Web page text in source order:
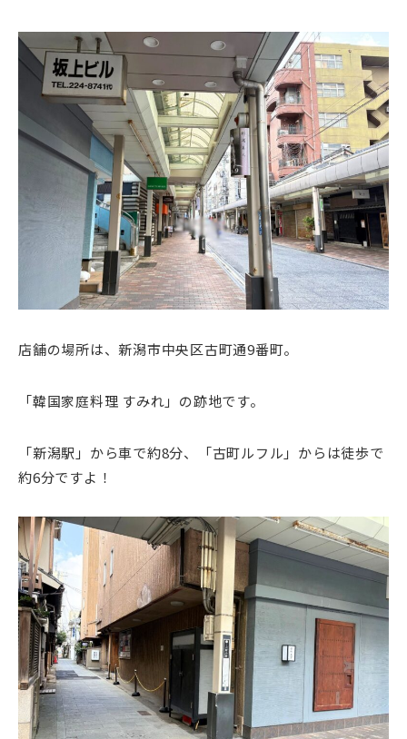
店舗の場所は、新潟市中央区古町通9番町。
「韓国家庭料理 すみれ」の跡地です。
「新潟駅」から車で約8分、「古町ルフル」からは徒歩で
約6分ですよ！